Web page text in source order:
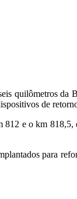
quilômetros
de
e o km
para